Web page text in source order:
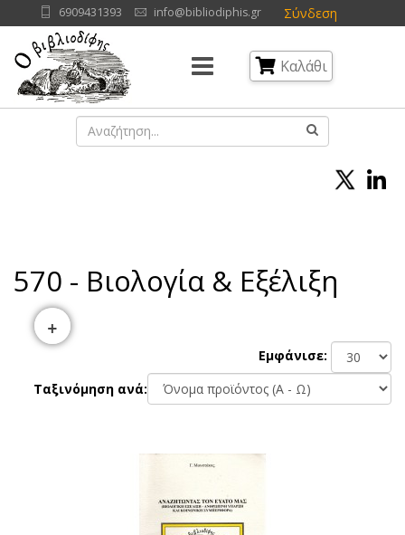
Σύνδεση
6909431393 info@bibliodiphis.gr
Καλάθι
570 - Βιολογία & Εξέλιξη
Εμφάνισε:
Ταξινόμηση ανά:
+